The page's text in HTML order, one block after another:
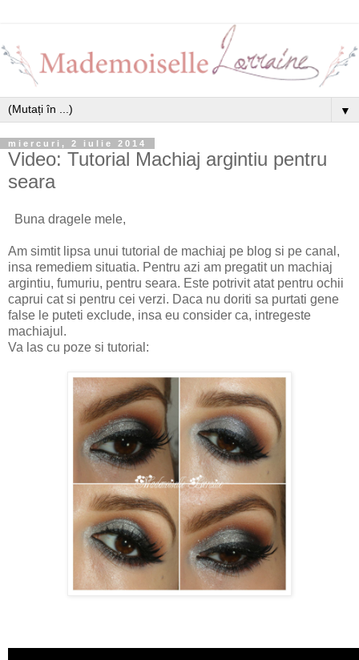
▼
miercuri, 2 iulie 2014
Video: Tutorial Machiaj argintiu pentru
seara
Buna dragele mele,
Am simtit lipsa unui tutorial de machiaj pe blog si pe canal,
insa remediem situatia. Pentru azi am pregatit un machiaj
argintiu, fumuriu, pentru seara. Este potrivit atat pentru ochii
caprui cat si pentru cei verzi. Daca nu doriti sa purtati gene
false le puteti exclude, insa eu consider ca, intregeste
machiajul.
Va las cu poze si tutorial: